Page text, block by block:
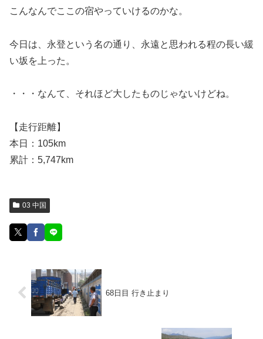
こんなんでここの宿やっていけるのかな。
今日は、永登という名の通り、永遠と思われる程の長い緩
い坂を上った。
・・・なんて、それほど大したものじゃないけどね。
【走行距離】
本日：105km
累計：5,747km
03 中国
68日目 行き止まり